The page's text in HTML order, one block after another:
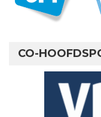
CO-